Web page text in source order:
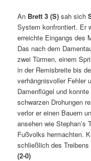
An Brett 3 (S) sah sich
System konfrontiert. Er
erreichte Eingangs des
Das nach dem
zwei Türmen, einem
in der Remisbreite bis
verhängnisvoller Fehler
Damenflügel und
schwarzen Drohungen
verlor er einen Bauern
ansehen wie Stephan’s
Fußvolks hermachten.
schließlich des
(2-0)